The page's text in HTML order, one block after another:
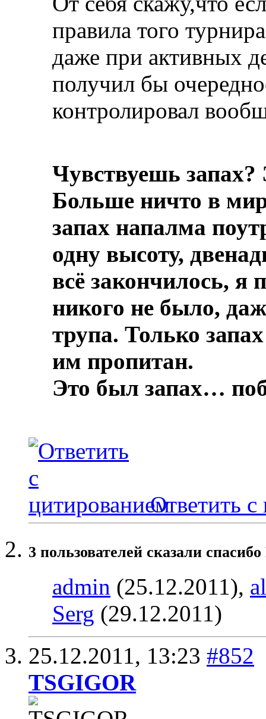
правила того
даже при активных
получил бы
контролировал
Чувствуешь
Больше ничто в
запах напалма
одну высоту,
всё закончилось, я
никого не было,
трупа. Только
им пропитан.
Это был запах…
Ответить с
3 пользователей сказали
admin (25.12.2011),
Serg (29.12.2011)
25.12.2011, 13:23 #852
TSGIGOR